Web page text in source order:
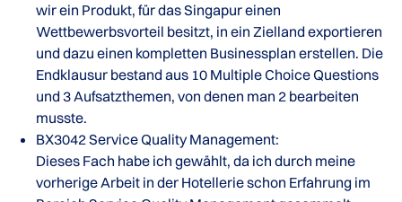
wir ein Produkt, für das Singapur einen
Wettbewerbsvorteil besitzt, in ein Zielland exportieren
und dazu einen kompletten Businessplan erstellen. Die
Endklausur bestand aus 10 Multiple Choice Questions
und 3 Aufsatzthemen, von denen man 2 bearbeiten
musste.
BX3042 Service Quality Management:
Dieses Fach habe ich gewählt, da ich durch meine
vorherige Arbeit in der Hotellerie schon Erfahrung im